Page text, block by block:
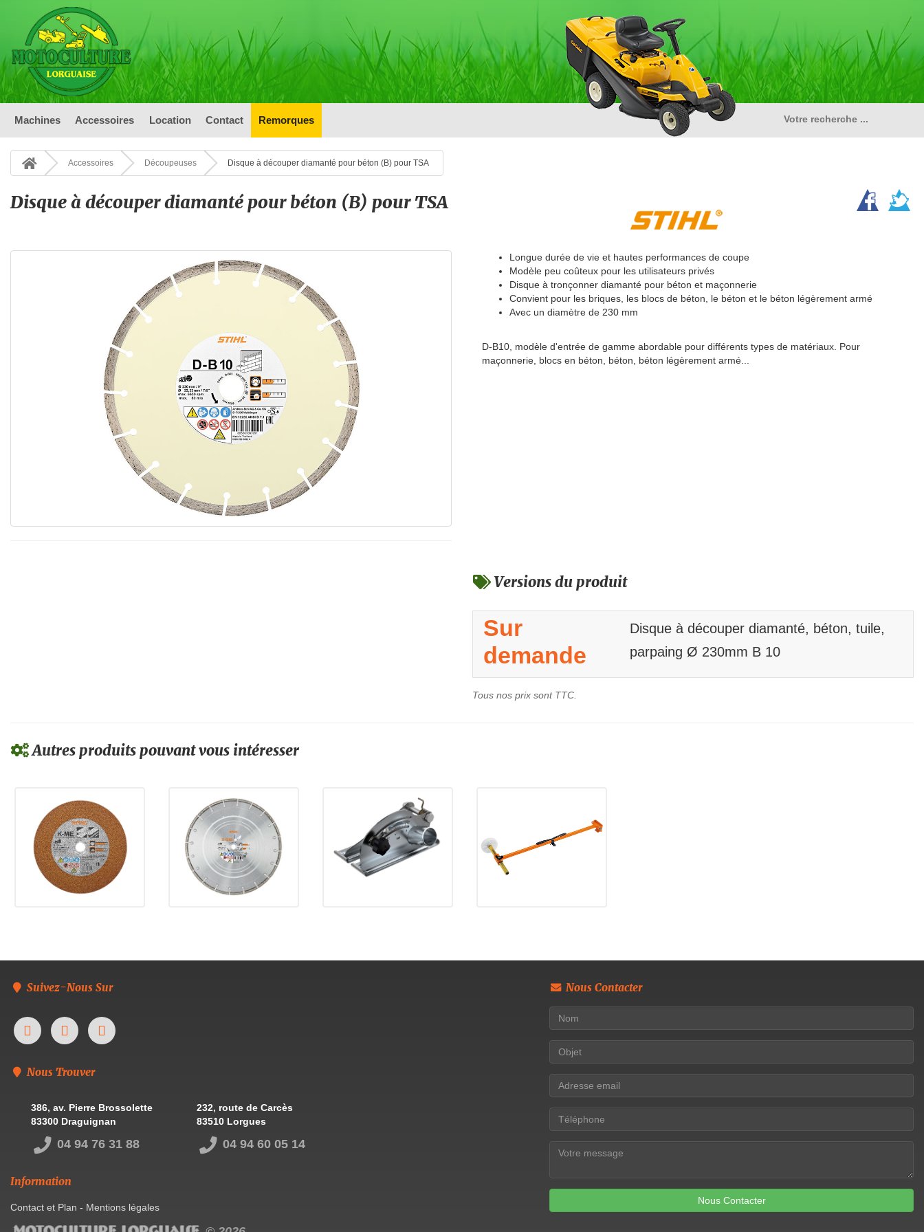
Machines Accessoires Location Contact Remorques
Accessoires Découpeuses Disque à découper diamanté pour béton (B) pour TSA
Disque à découper diamanté pour béton (B) pour TSA
Longue durée de vie et hautes performances de coupe
Modèle peu coûteux pour les utilisateurs privés
Disque à tronçonner diamanté pour béton et maçonnerie
Convient pour les briques, les blocs de béton, le béton et le béton légèrement armé
Avec un diamètre de 230 mm
D-B10, modèle d'entrée de gamme abordable pour différents types de matériaux. Pour
maçonnerie, blocs en béton, béton, béton légèrement armé...
Versions du produit
Sur
demande
Disque à découper diamanté, béton, tuile,
parpaing Ø 230mm B 10
Tous nos prix sont TTC.
Autres produits pouvant vous intéresser
Suivez-Nous Sur
Nous Trouver
386, av. Pierre Brossolette
83300 Draguignan
04 94 76 31 88
232, route de Carcès
83510 Lorgues
04 94 60 05 14
Information
Contact et Plan - Mentions légales
Nous Contacter
Nous Contacter